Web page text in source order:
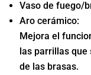
Vaso de fuego/
Aro cerámico:
Mejora el
las parrillas que
de las brasas.